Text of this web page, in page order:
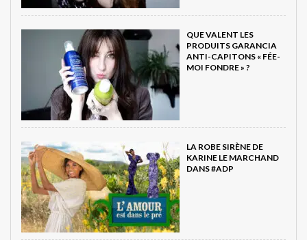
QUE VALENT LES
PRODUITS GARANCIA
ANTI-CAPITONS « FÉE-
MOI FONDRE » ?
LA ROBE SIRÈNE DE
KARINE LE MARCHAND
DANS #ADP